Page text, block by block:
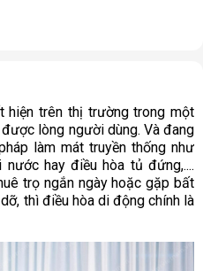
hiện trên thị trường trong một
lòng người dùng. Và đang
làm mát truyền thống như
hay điều hòa tủ đứng,....
trọ ngắn ngày hoặc gặp bất
thì điều hòa di động chính là